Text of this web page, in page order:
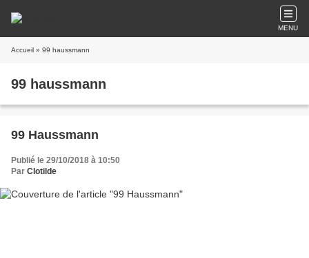
MENU
Accueil » 99 haussmann
99 haussmann
99 Haussmann
Publié le 29/10/2018 à 10:50
Par Clotilde